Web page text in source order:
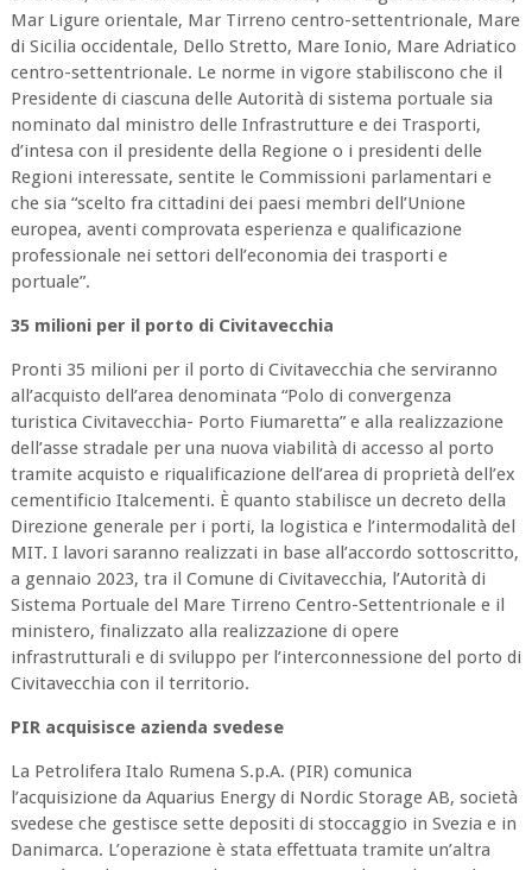
Mar Ligure orientale, Mar Tirreno centro-settentrionale, Mare
di Sicilia occidentale, Dello Stretto, Mare Ionio, Mare Adriatico
centro-settentrionale. Le norme in vigore stabiliscono che il
Presidente di ciascuna delle Autorità di sistema portuale sia
nominato dal ministro delle Infrastrutture e dei Trasporti,
d’intesa con il presidente della Regione o i presidenti delle
Regioni interessate, sentite le Commissioni parlamentari e
che sia “scelto fra cittadini dei paesi membri dell’Unione
europea, aventi comprovata esperienza e qualificazione
professionale nei settori dell’economia dei trasporti e
portuale”.
35 milioni per il porto di Civitavecchia
Pronti 35 milioni per il porto di Civitavecchia che serviranno
all’acquisto dell’area denominata “Polo di convergenza
turistica Civitavecchia- Porto Fiumaretta” e alla realizzazione
dell’asse stradale per una nuova viabilità di accesso al porto
tramite acquisto e riqualificazione dell’area di proprietà dell’ex
cementificio Italcementi. È quanto stabilisce un decreto della
Direzione generale per i porti, la logistica e l’intermodalità del
MIT. I lavori saranno realizzati in base all’accordo sottoscritto,
a gennaio 2023, tra il Comune di Civitavecchia, l’Autorità di
Sistema Portuale del Mare Tirreno Centro-Settentrionale e il
ministero, finalizzato alla realizzazione di opere
infrastrutturali e di sviluppo per l’interconnessione del porto di
Civitavecchia con il territorio.
PIR acquisisce azienda svedese
La Petrolifera Italo Rumena S.p.A. (PIR) comunica
l’acquisizione da Aquarius Energy di Nordic Storage AB, società
svedese che gestisce sette depositi di stoccaggio in Svezia e in
Danimarca. L’operazione è stata effettuata tramite un’altra